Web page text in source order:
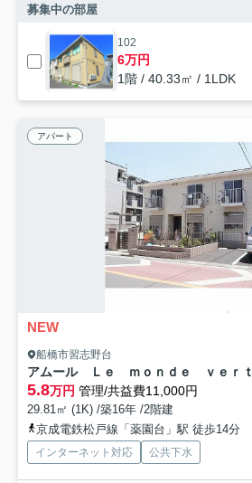
募集中の部屋
102
6万円
1階 / 40.33㎡ / 1LDK
アパート
NEW
船橋市習志野台
アムール Ｌｅ ｍｏｎｄｅ ｖｅｒｔ
5.8万円 管理/共益費11,000円
29.81㎡ (1K) /築16年 /2階建
京成電鉄松戸線「薬園台」駅 徒歩14分
インターネット対応 公共下水